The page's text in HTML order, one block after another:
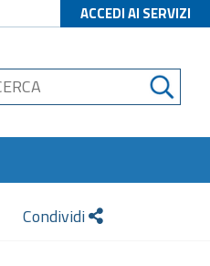
ACCEDI AI SERVIZI
Condividi